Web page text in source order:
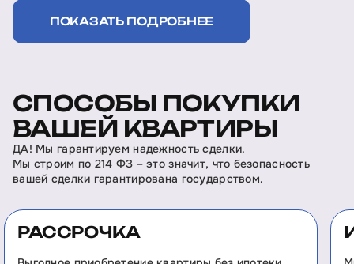
ПОКАЗАТЬ ПОДРОБНЕЕ
СПОСОБЫ ПОКУПКИ
ВАШЕЙ КВАРТИРЫ
ДА! Мы гарантируем надежность сделки.
Мы строим по 214 ФЗ – это значит, что безопасность
вашей сделки гарантирована государством.
РАССРОЧКА